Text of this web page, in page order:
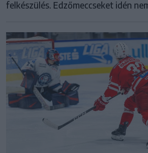
felkészülés. Edzőmeccseket idén